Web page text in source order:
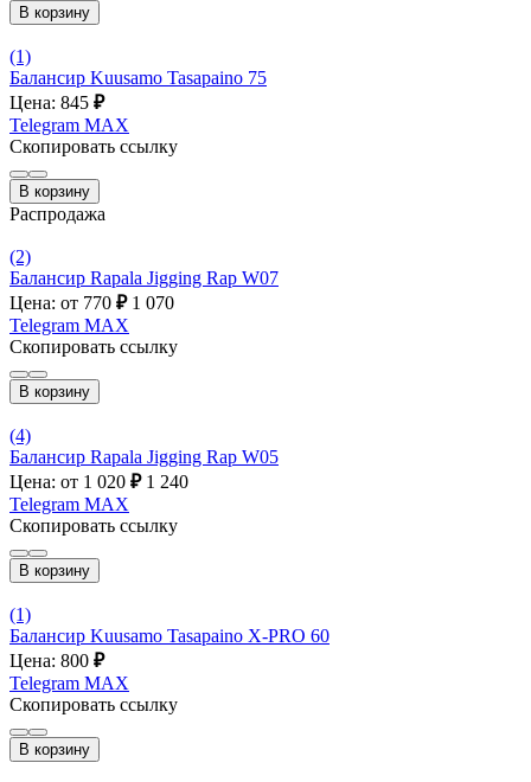
В корзину
(1)
Балансир Kuusamo Tasapaino 75
Цена: 845 ₽
Telegram MAX
Скопировать ссылку
В корзину
Распродажа
(2)
Балансир Rapala Jigging Rap W07
Цена: от 770 ₽ 1 070
Telegram MAX
Скопировать ссылку
В корзину
(4)
Балансир Rapala Jigging Rap W05
Цена: от 1 020 ₽ 1 240
Telegram MAX
Скопировать ссылку
В корзину
(1)
Балансир Kuusamo Tasapaino X-PRO 60
Цена: 800 ₽
Telegram MAX
Скопировать ссылку
В корзину